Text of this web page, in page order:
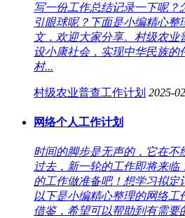
写一份工作总结记录一下呢？
引眼球呢？下面是小编精心
文，欢迎大家分享。村级农业
设小康社会，实现中华民族的
村...
村级农业普查工作计划 2025-
网络个人工作计划
时间的脚步是无声的，它在不
过去，新一轮的工作即将来临
的工作做准备吧！想学习拟定
以下是小编精心整理的网络工
借鉴，希望可以帮助到有需要